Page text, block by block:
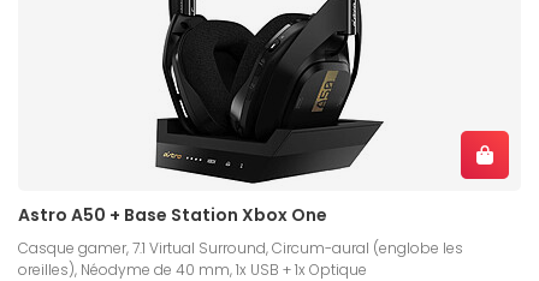
Astro A50 + Base Station Xbox One
Casque gamer, 7.1 Virtual Surround, Circum-aural (englobe les
oreilles), Néodyme de 40 mm, 1x USB + 1x Optique